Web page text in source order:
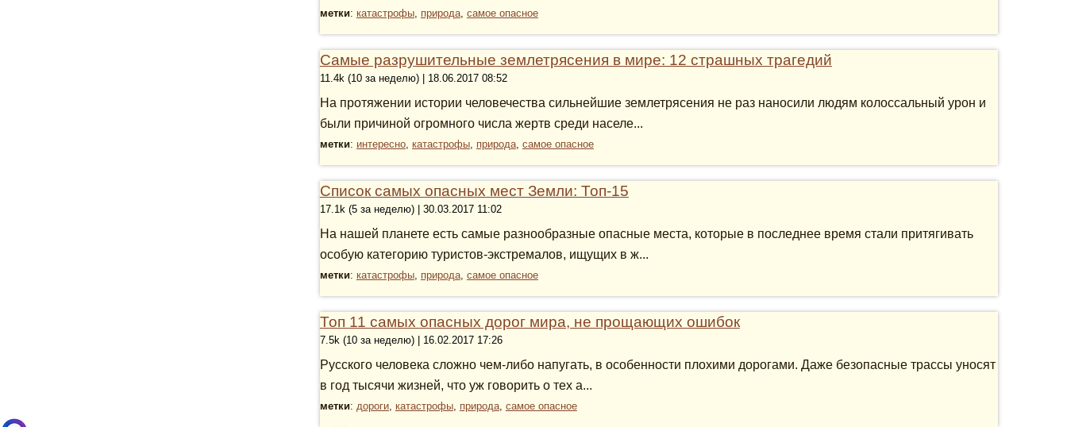
метки: катастрофы, природа, самое опасное
Самые разрушительные землетрясения в мире: 12 страшных трагедий
11.4k (10 за неделю) | 18.06.2017 08:52
На протяжении истории человечества сильнейшие землетрясения не раз наносили людям колоссальный урон и
были причиной огромного числа жертв среди населе...
метки: интересно, катастрофы, природа, самое опасное
Список самых опасных мест Земли: Топ-15
17.1k (5 за неделю) | 30.03.2017 11:02
На нашей планете есть самые разнообразные опасные места, которые в последнее время стали притягивать
особую категорию туристов-экстремалов, ищущих в ж...
метки: катастрофы, природа, самое опасное
Топ 11 самых опасных дорог мира, не прощающих ошибок
7.5k (10 за неделю) | 16.02.2017 17:26
Русского человека сложно чем-либо напугать, в особенности плохими дорогами. Даже безопасные трассы уносят
в год тысячи жизней, что уж говорить о тех а...
метки: дороги, катастрофы, природа, самое опасное